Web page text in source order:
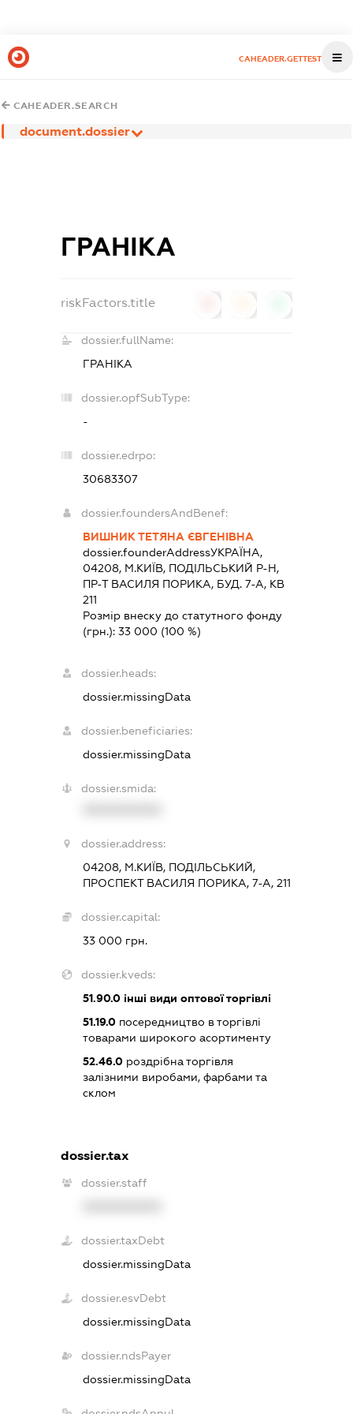
CAHEADER.GETTEST
CAHEADER.SEARCH
document.dossier
ГРАНІКА
riskFactors.title
dossier.fullName:
ГРАНІКА
dossier.opfSubType:
-
dossier.edrpo:
30683307
dossier.foundersAndBenef:
ВИШНИК ТЕТЯНА ЄВГЕНІВНА
dossier.founderAddressУКРАЇНА,
04208, М.КИЇВ, ПОДІЛЬСЬКИЙ Р-Н,
ПР-Т ВАСИЛЯ ПОРИКА, БУД. 7-А, КВ
211
Розмір внеску до статутного фонду
(грн.):33 000 (100 %)
dossier.heads:
dossier.missingData
dossier.beneficiaries:
dossier.missingData
dossier.smida:
dossier.address:
04208, М.КИЇВ, ПОДІЛЬСЬКИЙ,
ПРОСПЕКТ ВАСИЛЯ ПОРИКА, 7-А, 211
dossier.capital:
33 000 грн.
dossier.kveds:
51.90.0 інші види оптової торгівлі
51.19.0 посередництво в торгівлі
товарами широкого асортименту
52.46.0 роздрібна торгівля
залізними виробами, фарбами та
склом
dossier.tax
dossier.staff
dossier.taxDebt
dossier.missingData
dossier.esvDebt
dossier.missingData
dossier.ndsPayer
dossier.missingData